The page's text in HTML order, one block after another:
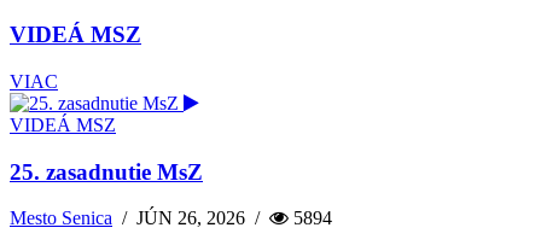
VIDEÁ MSZ
VIAC
VIDEÁ MSZ
25. zasadnutie MsZ
Mesto Senica /JÚN 26, 2026 / 5894